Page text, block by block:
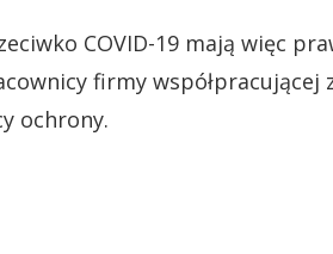
COVID-19 mają więc
firmy współpracującej
ochrony.